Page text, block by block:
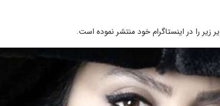
زیر را در اینستاگرام خود منتشر نموده است.